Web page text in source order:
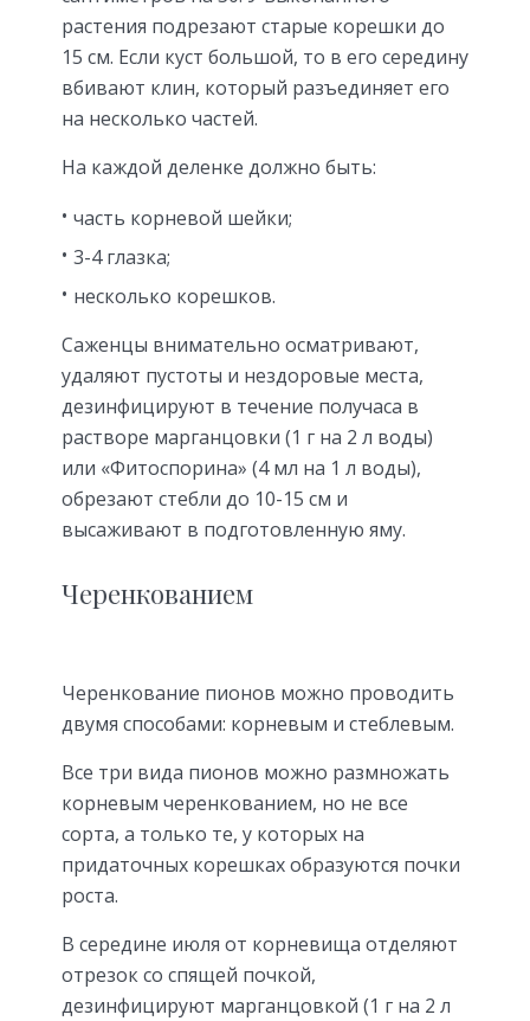
растения подрезают старые корешки до
15 см. Если куст большой, то в его середину
вбивают клин, который разъединяет его
на несколько частей.
На каждой деленке должно быть:
часть корневой шейки;
3-4 глазка;
несколько корешков.
Саженцы внимательно осматривают,
удаляют пустоты и нездоровые места,
дезинфицируют в течение получаса в
растворе марганцовки (1 г на 2 л воды)
или «Фитоспорина» (4 мл на 1 л воды),
обрезают стебли до 10-15 см и
высаживают в подготовленную яму.
Черенкованием
Черенкование пионов можно проводить
двумя способами: корневым и стеблевым.
Все три вида пионов можно размножать
корневым черенкованием, но не все
сорта, а только те, у которых на
придаточных корешках образуются почки
роста.
В середине июля от корневища отделяют
отрезок со спящей почкой,
дезинфицируют марганцовкой (1 г на 2 л